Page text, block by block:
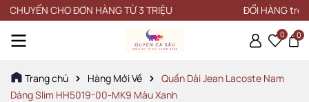
CHO ĐƠN HÀNG TỪ 3 TRIỆU ĐỔI HÀNG trong
0 0
Trang chủ Hàng Mới Về
Quần Dài Jean Lacoste Nam
Dáng Slim HH5019-00-MK9 Màu Xanh